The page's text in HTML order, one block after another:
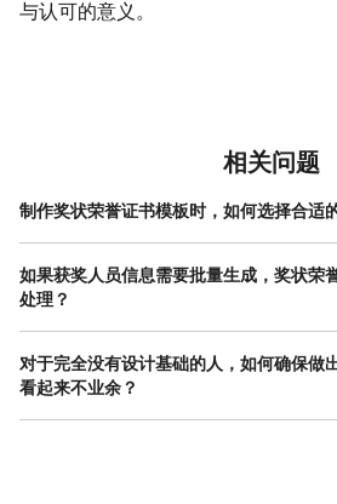
与认可的意义。
相关问题
制作奖状荣誉证书模板时，如何选择合适
选择字体时，应优先考虑清晰易读和风格
衬线字体，如宋体、仿宋或Times New
细变化，在印刷品上更易辨识，显得庄重
主题色，例如学校常用深蓝、暗红。背景
灰或极浅的纹理，确保黑色或深色文字清
如果获奖人员信息需要批量生成，奖状荣
处理？
处理批量信息是奖状荣誉证书模板应用中
是利用工具的“批量打印”或“数据合并”功
个固定的模板框架，其中变动部分（如姓
对于完全没有设计基础的人，如何确保做
看起来不业余？
没有设计基础的用户，遵循“借鉴-简化-统